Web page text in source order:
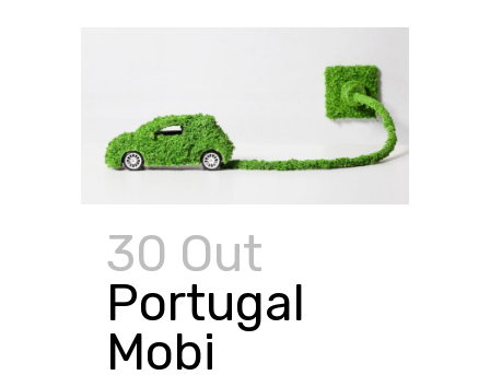
30 Out
Portugal
Mobi